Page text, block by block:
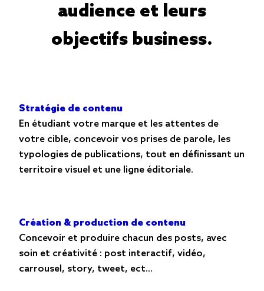
audience et leurs
objectifs business.
Stratégie de contenu
En étudiant votre marque et les attentes de
votre cible, concevoir vos prises de parole, les
typologies de publications, tout en définissant un
territoire visuel et une ligne éditoriale.
Création & production de contenu
Concevoir et produire chacun des posts, avec
soin et créativité : post interactif, vidéo,
carrousel, story, tweet, ect...